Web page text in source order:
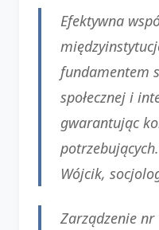
Efektywna
fundamentem
społecznej i
gwarantując
Wójcik,
Zarządzenie